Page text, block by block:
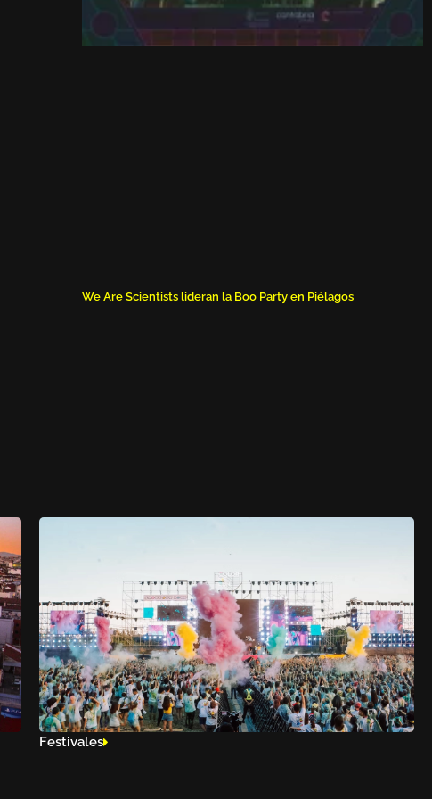
We Are Scientists lideran la Boo Party en Piélagos
Festivales